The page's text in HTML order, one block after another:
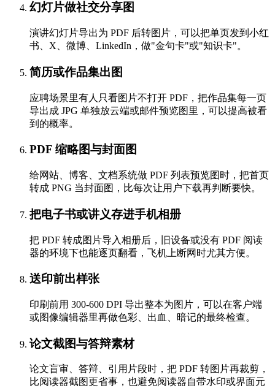
幻灯片做社交分享图
演讲幻灯片导出为 PDF 后转图片，可以把单页发到小红
书、X、微博、LinkedIn，做"金句卡"或"知识卡"。
简历或作品集出图
应聘场景里有人只看图片不打开 PDF，把作品集每一页
导出成 JPG 单独放云端或邮件预览图里，可以提高被看
到的概率。
PDF 缩略图与封面图
给网站、博客、文档系统做 PDF 列表预览图时，把首页
转成 PNG 当封面图，比每次让用户下载再判断要快。
把电子书或讲义存进手机相册
把 PDF 转成图片导入相册后，旧设备或没有 PDF 阅读
器的环境下也能逐页翻看，飞机上断网时尤其方便。
送印前出样张
印刷前用 300-600 DPI 导出整本为图片，可以在客户端
或图像编辑器里再做色彩、出血、暗记的最终检查。
论文截图与答辩素材
论文盲审、答辩、引用片段时，把 PDF 转图片再裁剪，
比阅读器截图更省事，也避免阅读器自带水印或界面元